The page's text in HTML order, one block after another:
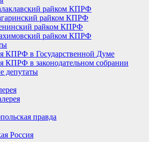
райком КПРФ
райком КПРФ
райком КПРФ
райком КПРФ
КПРФ в Государственной Думе
КПРФ в законодательном собрании
депутаты
правда
Россия